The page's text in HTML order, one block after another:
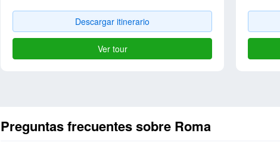
Descargar itinerario
Ver tour
Preguntas frecuentes sobre Roma